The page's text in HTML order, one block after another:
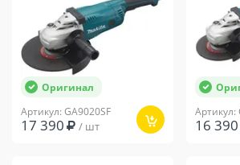
Оригинал
Артикул: GA9020SF
17 390 / шт
Артикул:
16